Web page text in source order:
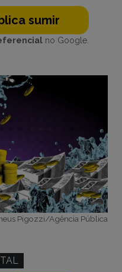
sumir
no Google.
Pigozzi/Agência Pública